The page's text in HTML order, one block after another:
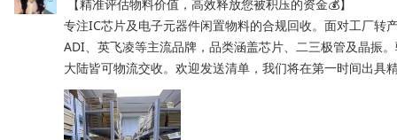
专注IC芯片及电子元器件闲置物料的合规回收。面对工厂转
ADI、英飞凌等主流品牌，品类涵盖芯片、二三极管及晶振
大陆皆可物流交收。欢迎发送清单，我们将在第一时间出具